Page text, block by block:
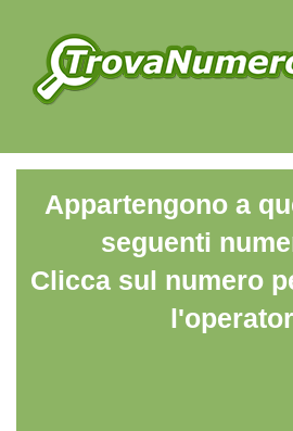
Appartengono a
seguenti
Clicca sul numero